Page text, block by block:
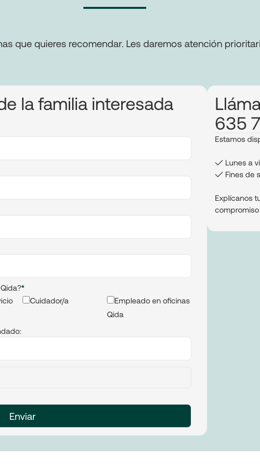
que quieres recomendar. Les daremos atención
635
Estamos
✓ Lunes a
✓ Fines de
Explícanos
compromiso
la familia interesada
*
Cuidador/a
Empleado en oficinas
Qida